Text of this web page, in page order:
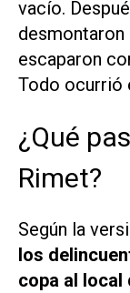
vacío.
desmontaron
escaparon
Todo ocurrió
¿Qué
Rimet?
Según la
los
copa al local